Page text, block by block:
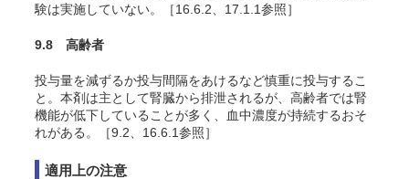
験は実施していない。［16.6.2、17.1.1参照］
9.8 高齢者
投与量を減ずるか投与間隔をあけるなど慎重に投与するこ
と。本剤は主として腎臓から排泄されるが、高齢者では腎
機能が低下していることが多く、血中濃度が持続するおそ
れがある。［9.2、16.6.1参照］
適用上の注意